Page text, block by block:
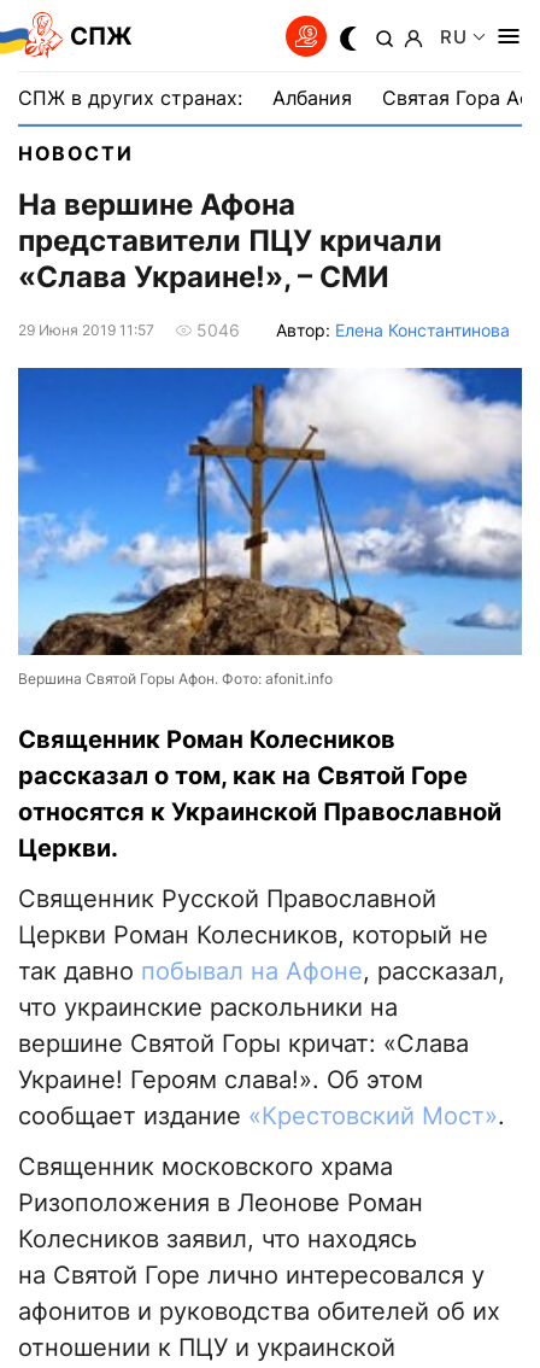
СПЖ RU
СПЖ в других странах: Албания Святая Гора
НОВОСТИ
На вершине Афона
представители ПЦУ кричали
«Слава Украине!», – СМИ
29 Июня 2019 11:57 5046 Автор: Елена Константинова
Вершина Святой Горы Афон. Фото: afonit.info
Священник Роман Колесников
рассказал о том, как на Святой Горе
относятся к Украинской Православной
Церкви.
Священник Русской Православной
Церкви Роман Колесников, который не
так давно побывал на Афоне, рассказал,
что украинские раскольники на
вершине Святой Горы кричат: «Слава
Украине! Героям слава!». Об этом
сообщает издание «Крестовский Мост».
Священник московского храма
Ризоположения в Леонове Роман
Колесников заявил, что находясь
на Святой Горе лично интересовался у
афонитов и руководства обителей об их
отношении к ПЦУ и украинской